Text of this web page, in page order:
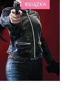
KSIĄŻKA